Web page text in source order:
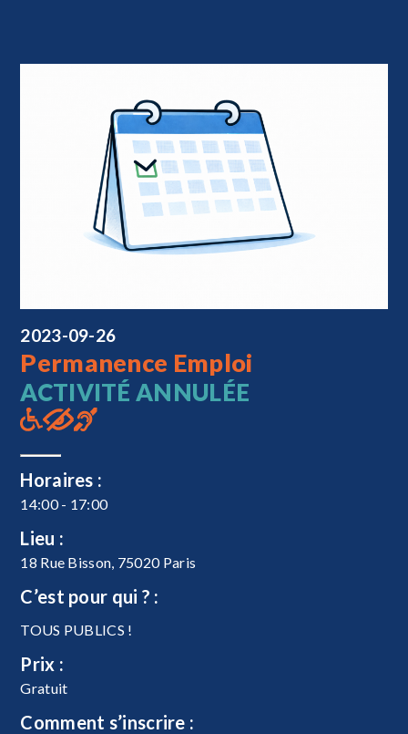
2023-09-26
Permanence Emploi
ACTIVITÉ ANNULÉE
Horaires :
14:00 - 17:00
Lieu :
18 Rue Bisson, 75020 Paris
C’est pour qui ? :
TOUS PUBLICS !
Prix :
Gratuit
Comment s’inscrire :